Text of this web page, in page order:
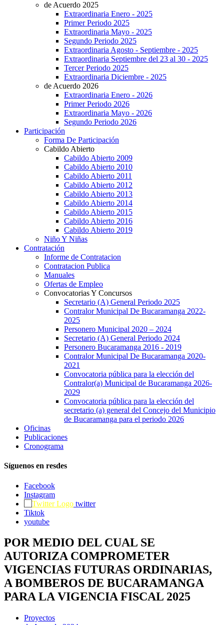
de Acuerdo 2025
Extraordinaria Enero - 2025
Primer Periodo 2025
Extraordinaria Mayo - 2025
Segundo Periodo 2025
Extraordinaria Agosto - Septiembre - 2025
Extraordinaria Septiembre del 23 al 30 - 2025
Tercer Periodo 2025
Extraordinaria Diciembre - 2025
de Acuerdo 2026
Extraordinaria Enero - 2026
Primer Periodo 2026
Extraordinaria Mayo - 2026
Segundo Periodo 2026
Participación
Forma De Participación
Cabildo Abierto
Cabildo Abierto 2009
Cabildo Abierto 2010
Cabildo Abierto 2011
Cabildo Abierto 2012
Cabildo Abierto 2013
Cabildo Abierto 2014
Cabildo Abierto 2015
Cabildo Abierto 2016
Cabildo Abierto 2019
Niño Y Niñas
Contratación
Informe de Contratacion
Contratacion Publica
Manuales
Ofertas de Empleo
Convocatorias Y Concursos
Secretario (A) General Periodo 2025
Contralor Municipal De Bucaramanga 2022-
2025
Personero Municipal 2020 – 2024
Secretario (A) General Periodo 2024
Personero Bucaramanga 2016 - 2019
Contralor Municipal De Bucaramanga 2020-
2021
Convocatoria pública para la elección del
Contralor(a) Municipal de Bucaramanga 2026-
2029
Convocatoria pública para la elección del
secretario (a) general del Concejo del Municipio
de Bucaramanga para el periodo 2026
Oficinas
Publicaciones
Cronograma
Síguenos en resdes
Facebook
Instagram
twitter
Tiktok
youtube
POR MEDIO DEL CUAL SE
AUTORIZA COMPROMETER
VIGENCIAS FUTURAS ORDINARIAS,
A BOMBEROS DE BUCARAMANGA
PARA LA VIGENCIA FISCAL 2025
Proyectos